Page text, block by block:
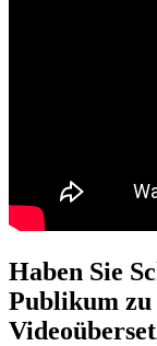
Haben Sie
Publikum